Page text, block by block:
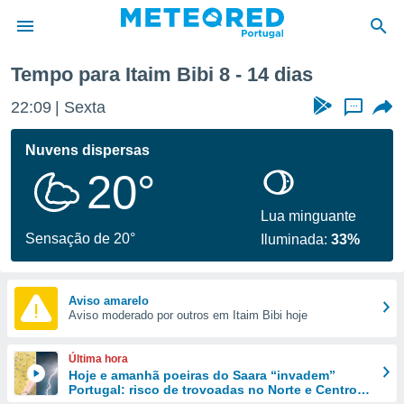
da
foi
fornecidas
a este
das
e
forma
digital
Tempo para Itaim Bibi 8 - 14 dias
22:09 Sexta ...
Nuvens dispersas
20°
Sensação de 20°
Lua minguante
Iluminada:33%
Aviso amarelo
Aviso moderado por outros em Itaim Bibi hoje
Última hora
Hoje e amanhã poeiras do Saara “invadem”
Portugal: risco de trovoadas no Norte e Centro